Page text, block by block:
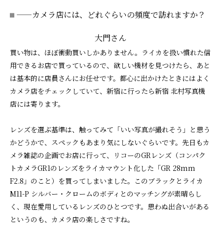
——カメラ店には、どれぐらいの頻度で訪れますか？
大門さん
買い物は、ほぼ衝動買いしかありません。ライカを扱い慣れた信
用できるお店で買っているので、欲しい機材を見つけたら、あと
は基本的に店員さんにお任せです。都心に出かけたときにはよく
カメラ店をチェックしていて、新宿に行ったら新宿 北村写真機
店には寄ります。
レンズを選ぶ基準は、触ってみて「いい写真が撮れそう」と思う
かどうかで、スペックもあまり気にしないぐらいです。先日もカ
メラ雑誌の企画でお店に行って、リコーのGRレンズ（コンパク
トカメラGR1のレンズをライカマウント化した「GR 28mm
F2.8」のこと）を買ってしまいました。このブラックとライカ
M11-P シルバー・クロームのボディとのマッチングが素晴らし
く、現在愛用しているレンズのひとつです。思わぬ出合いがある
というのも、カメラ店の楽しさですね。